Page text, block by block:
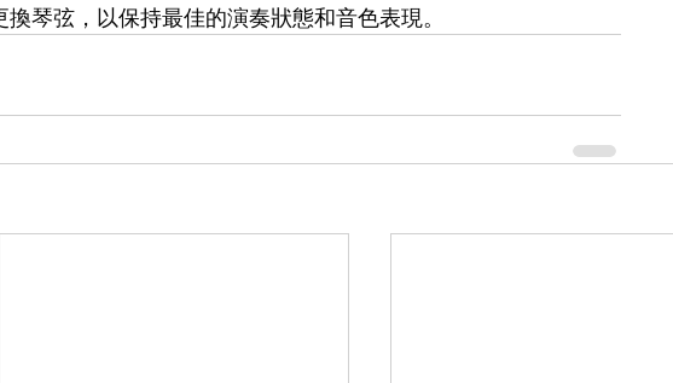
琴弦，以保持最佳的演奏狀態和音色表現。